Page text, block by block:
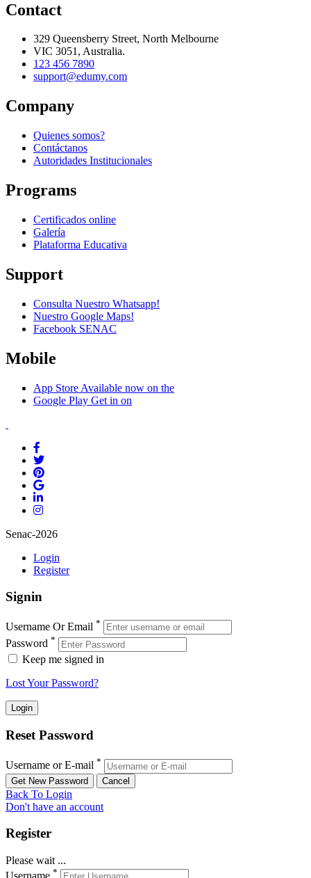
Contact
329 Queensberry Street, North Melbourne
VIC 3051, Australia.
123 456 7890
support@edumy.com
Company
Quienes somos?
Contáctanos
Autoridades Institucionales
Programs
Certificados online
Galería
Plataforma Educativa
Support
Consulta Nuestro Whatsapp!
Nuestro Google Maps!
Facebook SENAC
Mobile
App Store Available now on the
Google Play Get in on
Senac-2026
Login
Register
Signin
Username Or Email *
Password *
Keep me signed in
Lost Your Password?
Reset Password
Username or E-mail *
Back To Login
Don't have an account
Register
Please wait ...
*